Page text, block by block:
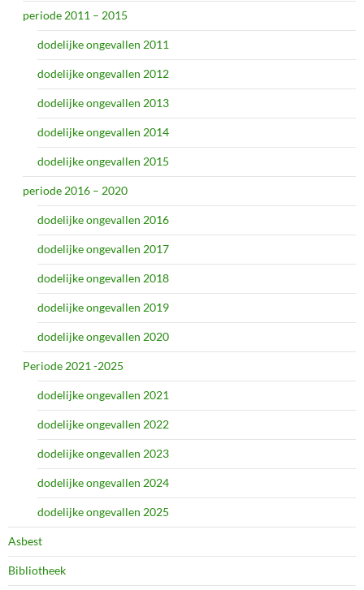
periode 2011 – 2015
dodelijke ongevallen 2011
dodelijke ongevallen 2012
dodelijke ongevallen 2013
dodelijke ongevallen 2014
dodelijke ongevallen 2015
periode 2016 – 2020
dodelijke ongevallen 2016
dodelijke ongevallen 2017
dodelijke ongevallen 2018
dodelijke ongevallen 2019
dodelijke ongevallen 2020
Periode 2021 -2025
dodelijke ongevallen 2021
dodelijke ongevallen 2022
dodelijke ongevallen 2023
dodelijke ongevallen 2024
dodelijke ongevallen 2025
Asbest
Bibliotheek